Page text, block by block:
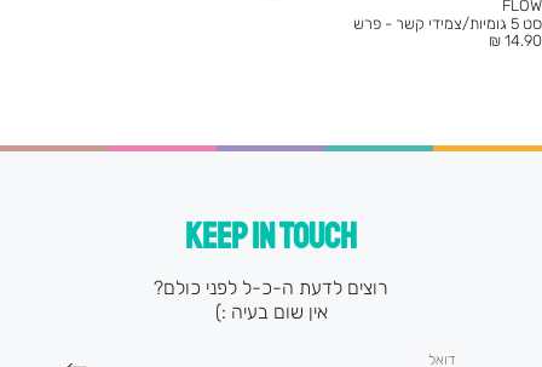
FLOW
סט 5 גומיות/צמידי קשר - פרש
מחיר
14.90 ₪
KEEP IN TOUCH
רוצים לדעת ה-כ-ל לפני כולם?
אין שום בעיה :)
דואל